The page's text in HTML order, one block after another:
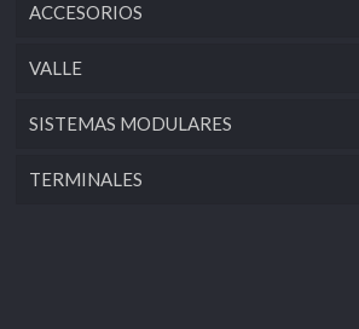
ACCESORIOS
VALLE
SISTEMAS MODULARES
TERMINALES